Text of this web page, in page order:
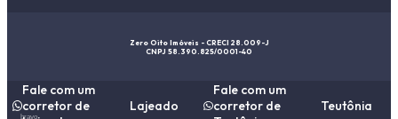
Fale com um
corretor de
Lajeado
Fale com um
corretor de
Teutônia
Zero Oito Imóveis - CRECI 28.009-J
CNPJ 58.390.825/0001-40
bravo